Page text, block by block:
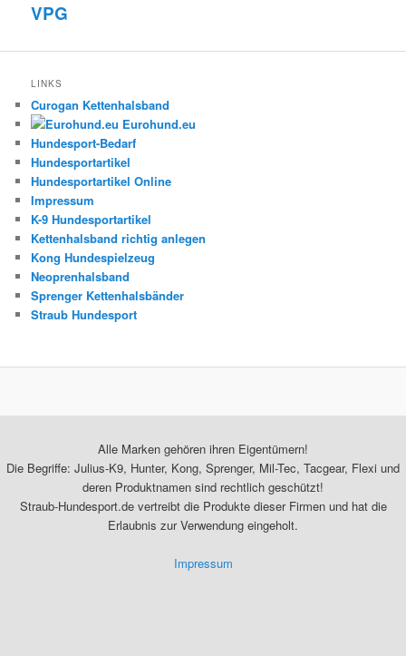
VPG
LINKS
Curogan Kettenhalsband
Eurohund.eu
Hundesport-Bedarf
Hundesportartikel
Hundesportartikel Online
Impressum
K-9 Hundesportartikel
Kettenhalsband richtig anlegen
Kong Hundespielzeug
Neoprenhalsband
Sprenger Kettenhalsbänder
Straub Hundesport
Alle Marken gehören ihren Eigentümern!
Die Begriffe: Julius-K9, Hunter, Kong, Sprenger, Mil-Tec, Tacgear, Flexi und
deren Produktnamen sind rechtlich geschützt!
Straub-Hundesport.de vertreibt die Produkte dieser Firmen und hat die
Erlaubnis zur Verwendung eingeholt.
Impressum